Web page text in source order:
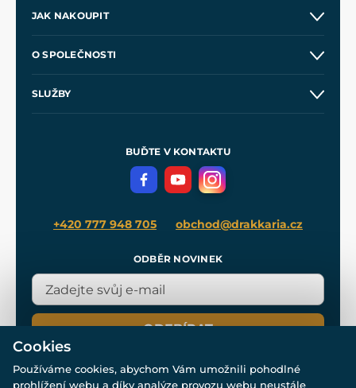
JAK NAKOUPIT
Velkoobchod
O SPOLEČNOSTI
SLUŽBY
Meče pro Kingdom Come
BUĎTE V KONTAKTU
+420 777 948 705 obchod@drakkaria.cz
ODBĚR NOVINEK
ODEBÍRAT
Cookies
Používáme cookies, abychom Vám umožnili pohodlné
prohlížení webu a díky analýze provozu webu neustále